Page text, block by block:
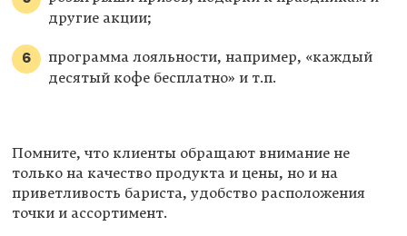
другие акции;
программа лояльности, например, «каждый
десятый кофе бесплатно» и т.п.
Помните, что клиенты обращают внимание не
только на качество продукта и цены, но и на
приветливость бариста, удобство расположения
точки и ассортимент.